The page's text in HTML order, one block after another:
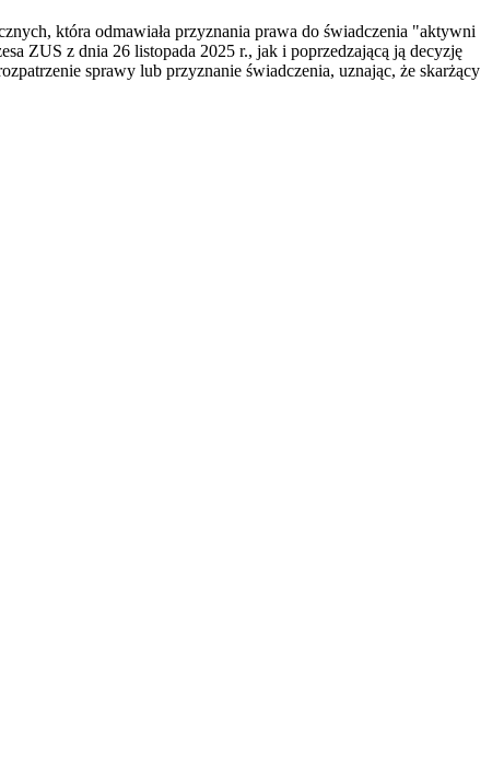
która odmawiała przyznania prawa do świadczenia "aktywni
ZUS z dnia 26 listopada 2025 r., jak i poprzedzającą ją decyzję
sprawy lub przyznanie świadczenia, uznając, że skarżący